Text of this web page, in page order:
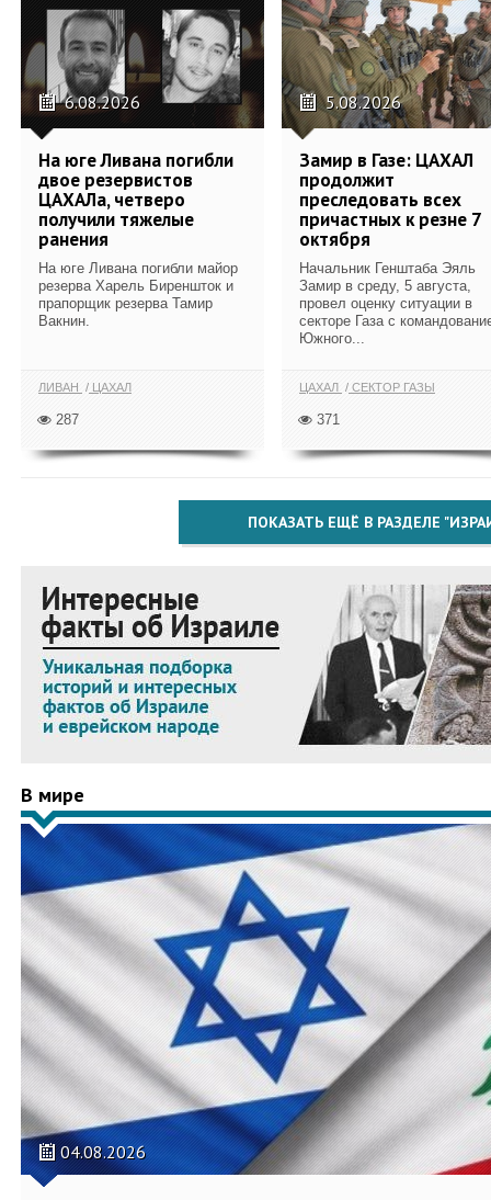
6.08.2026
На юге Ливана погибли
двое резервистов
ЦАХАЛа, четверо
получили тяжелые
ранения
На юге Ливана погибли майор
резерва Харель Биреншток и
прапорщик резерва Тамир
Вакнин.
ЛИВАН ЦАХАЛ
287
5.08.2026
Замир в Газе: ЦАХАЛ
продолжит
преследовать всех
причастных к резне 7
октября
Начальник Генштаба Эяль
Замир в среду, 5 августа,
провел оценку ситуации в
секторе Газа с
Южного...
ЦАХАЛ СЕКТОР ГАЗЫ
371
ПОКАЗАТЬ ЕЩЁ В РАЗДЕЛЕ
В мире
04.08.2026